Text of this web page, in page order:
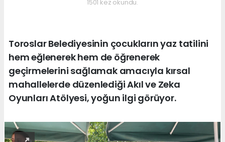
1501 kez okundu.
Toroslar Belediyesinin çocukların yaz tatilini
hem eğlenerek hem de öğrenerek
geçirmelerini sağlamak amacıyla kırsal
mahallelerde düzenlediği Akıl ve Zeka
Oyunları Atölyesi, yoğun ilgi görüyor.